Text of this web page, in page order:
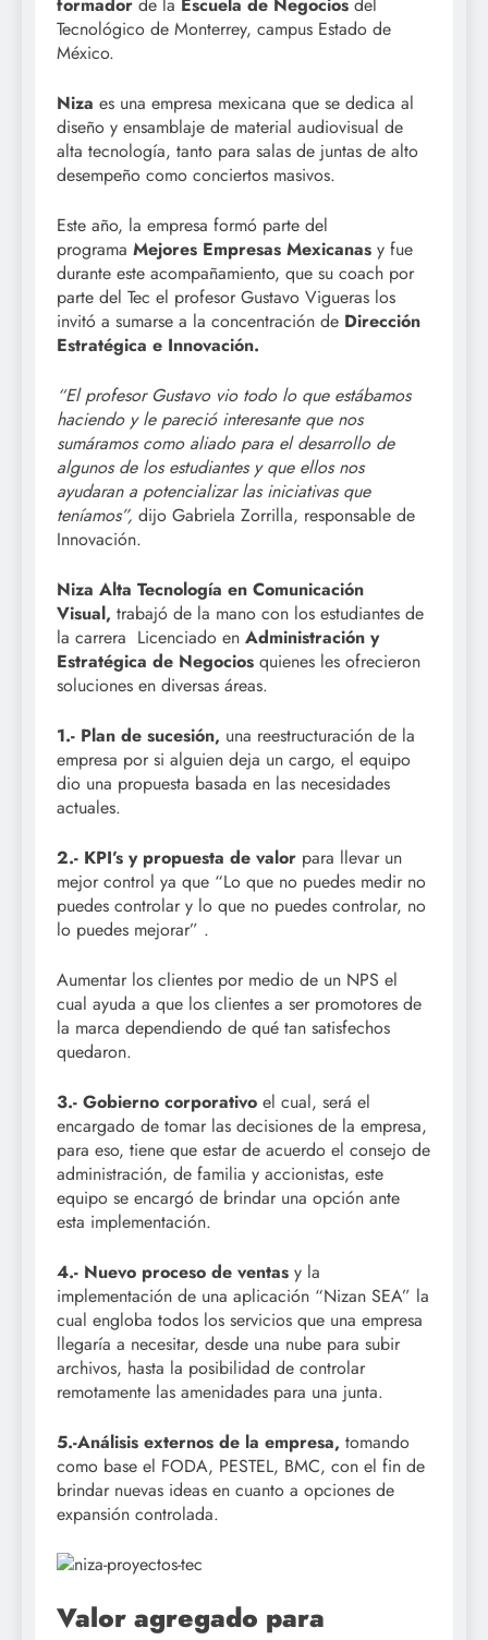
formador de la Escuela de Negocios del
Tecnológico de Monterrey, campus Estado de
México.
Niza es una empresa mexicana que se dedica al
diseño y ensamblaje de material audiovisual de
alta tecnología, tanto para salas de juntas de alto
desempeño como conciertos masivos.
Este año, la empresa formó parte del
programa Mejores Empresas Mexicanas y fue
durante este acompañamiento, que su coach por
parte del Tec el profesor Gustavo Vigueras los
invitó a sumarse a la concentración de Dirección
Estratégica e Innovación.
“El profesor Gustavo vio todo lo que estábamos
haciendo y le pareció interesante que nos
sumáramos como aliado para el desarrollo de
algunos de los estudiantes y que ellos nos
ayudaran a potencializar las iniciativas que
teníamos”, dijo Gabriela Zorrilla, responsable de
Innovación.
Niza Alta Tecnología en Comunicación
Visual, trabajó de la mano con los estudiantes de
la carrera Licenciado en Administración y
Estratégica de Negocios quienes les ofrecieron
soluciones en diversas áreas.
1.- Plan de sucesión, una reestructuración de la
empresa por si alguien deja un cargo, el equipo
dio una propuesta basada en las necesidades
actuales.
2.- KPI’s y propuesta de valor para llevar un
mejor control ya que “Lo que no puedes medir no
puedes controlar y lo que no puedes controlar, no
lo puedes mejorar” .
Aumentar los clientes por medio de un NPS el
cual ayuda a que los clientes a ser promotores de
la marca dependiendo de qué tan satisfechos
quedaron.
3.- Gobierno corporativo el cual, será el
encargado de tomar las decisiones de la empresa,
para eso, tiene que estar de acuerdo el consejo de
administración, de familia y accionistas, este
equipo se encargó de brindar una opción ante
esta implementación.
4.- Nuevo proceso de ventas y la
implementación de una aplicación “Nizan SEA” la
cual engloba todos los servicios que una empresa
llegaría a necesitar, desde una nube para subir
archivos, hasta la posibilidad de controlar
remotamente las amenidades para una junta.
5.-Análisis externos de la empresa, tomando
como base el FODA, PESTEL, BMC, con el fin de
brindar nuevas ideas en cuanto a opciones de
expansión controlada.
Valor agregado para